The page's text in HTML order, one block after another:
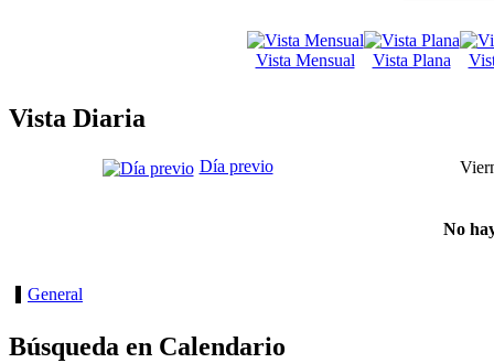
Vista Mensual Vista Plana
Vista Diaria
Día previo
No
General
Búsqueda en Calendario